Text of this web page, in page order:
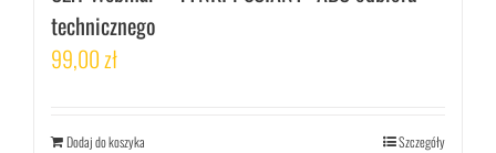
technicznego
99,00zł
Dodaj do koszyka Szczegóły